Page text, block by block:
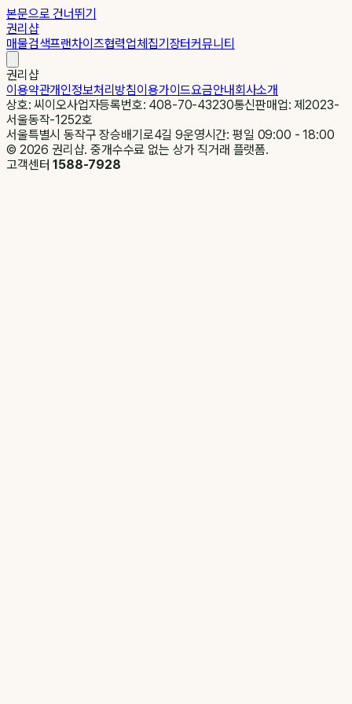
본문으로 건너뛰기
권리샵
매물검색프랜차이즈협력업체집기장터커뮤니티
권리샵
이용약관개인정보처리방침이용가이드요금안내회사소개
상호: 씨이오사업자등록번호: 408-70-43230통신판매업: 제2023-
서울동작-1252호
서울특별시 동작구 장승배기로4길 9운영시간: 평일 09:00 - 18:00
© 2026 권리샵. 중개수수료 없는 상가 직거래 플랫폼.
고객센터1588-7928